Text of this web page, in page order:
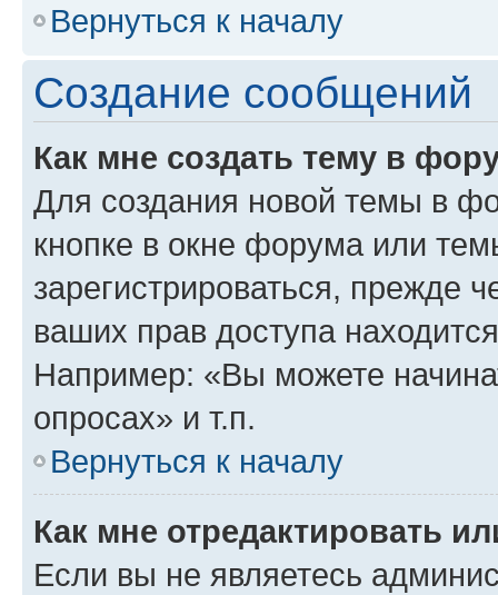
Вернуться к началу
Создание сообщений
Как мне создать тему в
Для создания новой темы в
кнопке в окне форума или
зарегистрироваться, прежде
ваших прав доступа
Например: «Вы можете
опросах» и т.п.
Вернуться к началу
Как мне отредактировать
Если вы не являетесь